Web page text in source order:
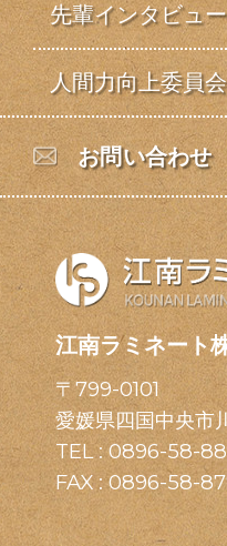
先輩インタビュー
人間力向上委員会
お問い合わせ
江南ラミネート
〒799-0101
愛媛県四国中央市
TEL :0896-58-
FAX : 0896-58-